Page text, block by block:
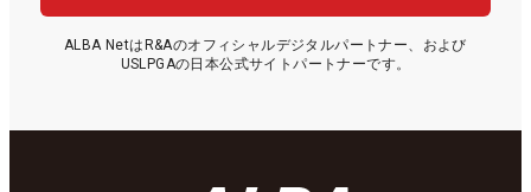
ALBA NetはR&Aのオフィシャルデジタルパートナー、および
USLPGAの日本公式サイトパートナーです。